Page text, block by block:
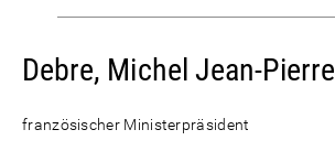
Debre, Michel Jean-Pierre
französischer Ministerpräsident